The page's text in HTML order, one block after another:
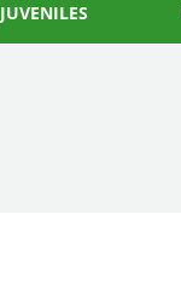
JUVENILES